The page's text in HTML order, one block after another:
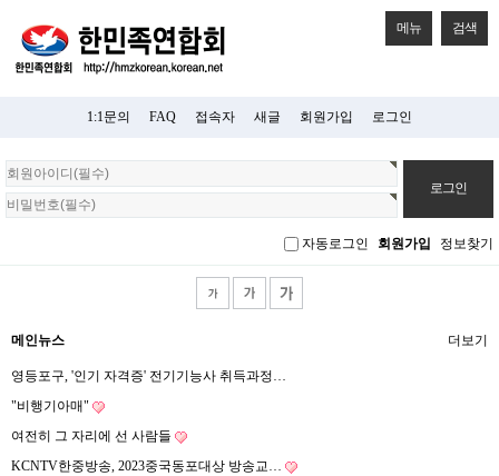
메뉴 검색
1:1문의 FAQ 접속자 새글 회원가입 로그인
회
원
로
자동로그인 회원가입 정보찾기
메인뉴스
영등포구, '인기 자격증' 전기기능사 취득과정…
"비행기아매"
여전히 그 자리에 선 사람들
KCNTV한중방송, 2023중국동포대상 방송교…
더보기